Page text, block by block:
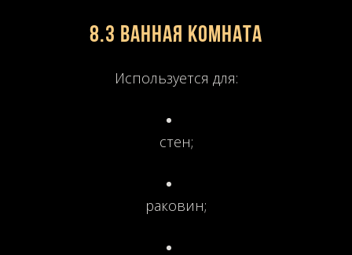
8.3 Ванная комната
Используется для:
стен;
раковин;